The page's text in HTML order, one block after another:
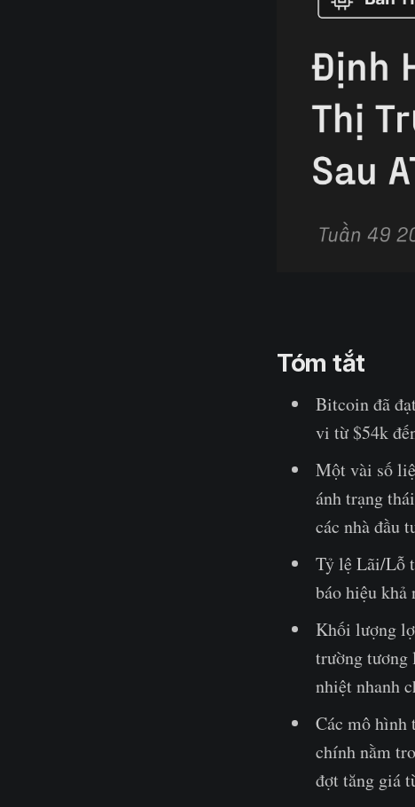
Tóm tắt
Bitcoin đã
vi từ $54k
Một vài số
ánh trạng
các nhà đầu
Tỷ lệ Lãi/Lỗ
báo hiệu khả
Khối lượng
trường tương
nhiệt nhanh
Các mô hình
chính nằm
đợt tăng giá